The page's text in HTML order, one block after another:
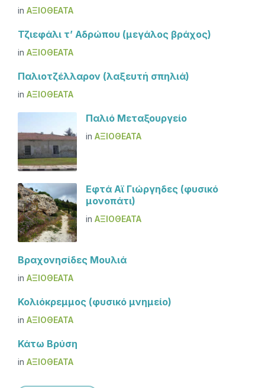
in ΑΞΙΟΘΈΑΤΑ
Τζιεφάλι τ’ Αδρώπου (μεγάλος βράχος)
in ΑΞΙΟΘΈΑΤΑ
Παλιοτζέλλαρον (λαξευτή σπηλιά)
in ΑΞΙΟΘΈΑΤΑ
Παλιό Μεταξουργείο
in ΑΞΙΟΘΈΑΤΑ
Εφτά Αϊ Γιώργηδες (φυσικό
μονοπάτι)
in ΑΞΙΟΘΈΑΤΑ
Βραχονησίδες Μουλιά
in ΑΞΙΟΘΈΑΤΑ
Κολιόκρεμμος (φυσικό μνημείο)
in ΑΞΙΟΘΈΑΤΑ
Κάτω Βρύση
in ΑΞΙΟΘΈΑΤΑ